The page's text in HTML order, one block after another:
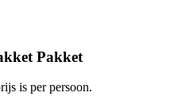
Pakket
is per persoon.